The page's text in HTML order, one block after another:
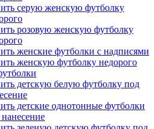
серую женскую футболку
розовую женскую футболку
женские футболки с надписями
женскую футболку недорого
детскую белую футболку под
детские однотонные футболки